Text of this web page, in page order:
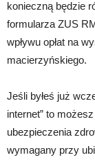
konieczną będzie
formularza ZUS
wpływu opłat na
macierzyńskiego.
Jeśli byłeś już
internet” to
ubezpieczenia
wymagany przy